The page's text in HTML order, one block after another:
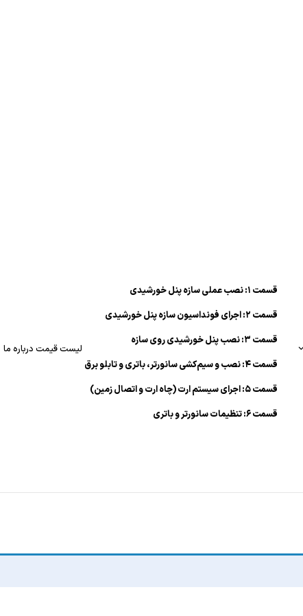
قسمت ۱: نصب عملی سازه پنل خورشیدی
قسمت ۲: اجرای فونداسیون سازه پنل خورشیدی
قسمت ۳: نصب پنل خورشیدی روی سازه
قسمت ۴: نصب و سیم‌کشی سانورتر، باتری و تابلو برق
قسمت ۵: اجرای سیستم ارت (چاه ارت و اتصال زمین)
قسمت ۶: تنظیمات سانورتر و باتری
لیست قیمت درباره ما